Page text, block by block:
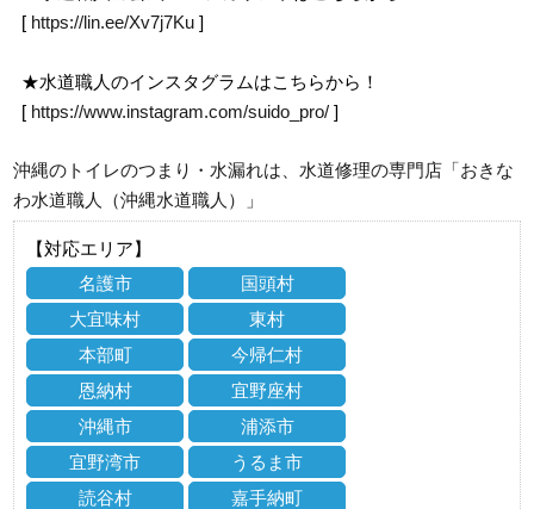
[ https://lin.ee/Xv7j7Ku ]
★水道職人のインスタグラムはこちらから！
[ https://www.instagram.com/suido_pro/ ]
沖縄のトイレのつまり・水漏れは、水道修理の専門店「おきな
わ水道職人（沖縄水道職人）」
【対応エリア】
名護市
国頭村
大宜味村
東村
本部町
今帰仁村
恩納村
宜野座村
沖縄市
浦添市
宜野湾市
うるま市
読谷村
嘉手納町